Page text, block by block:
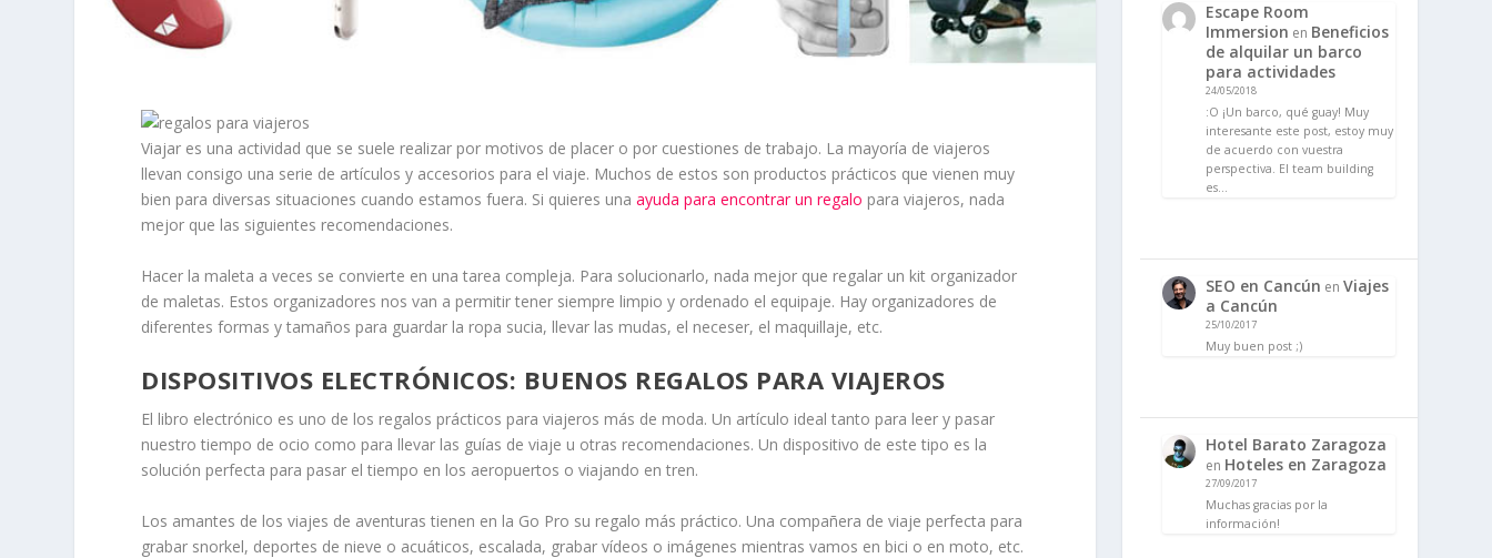
Viajar es una actividad que se suele realizar por motivos de placer o por cuestiones de trabajo. La mayoría de viajeros
llevan consigo una serie de artículos y accesorios para el viaje. Muchos de estos son productos prácticos que vienen muy
bien para diversas situaciones cuando estamos fuera. Si quieres unaayuda para encontrar un regalo para viajeros, nada
mejor que las siguientes recomendaciones.
Hacer la maleta a veces se convierte en una tarea compleja. Para solucionarlo, nada mejor que regalar un kit organizador
de maletas. Estos organizadores nos van a permitir tener siempre limpio y ordenado el equipaje. Hay organizadores de
diferentes formas y tamaños para guardar la ropa sucia, llevar las mudas, el neceser, el maquillaje, etc.
DISPOSITIVOS ELECTRÓNICOS: BUENOS REGALOS PARA VIAJEROS
El libro electrónico es uno de los regalos prácticos para viajeros más de moda. Un artículo ideal tanto para leer y pasar
nuestro tiempo de ocio como para llevar las guías de viaje u otras recomendaciones. Un dispositivo de este tipo es la
solución perfecta para pasar el tiempo en los aeropuertos o viajando en tren.
Los amantes de los viajes de aventuras tienen en la Go Pro su regalo más práctico. Una compañera de viaje perfecta para
grabar snorkel, deportes de nieve o acuáticos, escalada, grabar vídeos o imágenes mientras vamos en bici o en moto, etc.
Escape Room
Immersion en Beneficios
de alquilar un barco
para actividades
24/05/2018
:O ¡Un barco, qué guay! Muy
interesante este post, estoy muy
de acuerdo con vuestra
perspectiva. El team building
es…
SEO en Cancún en Viajes
a Cancún
25/10/2017
Muy buen post ;)
Hotel Barato Zaragoza
en Hoteles en Zaragoza
27/09/2017
Muchas gracias por la
información!